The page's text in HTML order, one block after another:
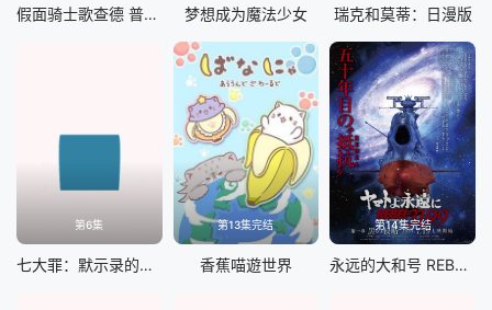
假面骑士歌查德 普通话 梦想成为魔法少女 瑞克和莫蒂：日漫版
第6集
七大罪：默示录的四骑士 第二季
第13集完结
香蕉喵遊世界
第14集完结
永远的大和号 REBEL3199 第一章